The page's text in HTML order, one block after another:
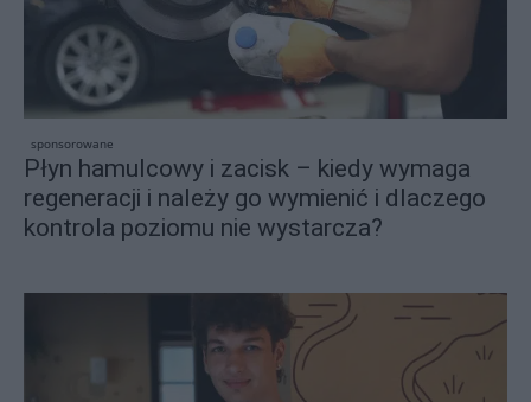
sponsorowane
Płyn hamulcowy i zacisk – kiedy wymaga
regeneracji i należy go wymienić i dlaczego
kontrola poziomu nie wystarcza?